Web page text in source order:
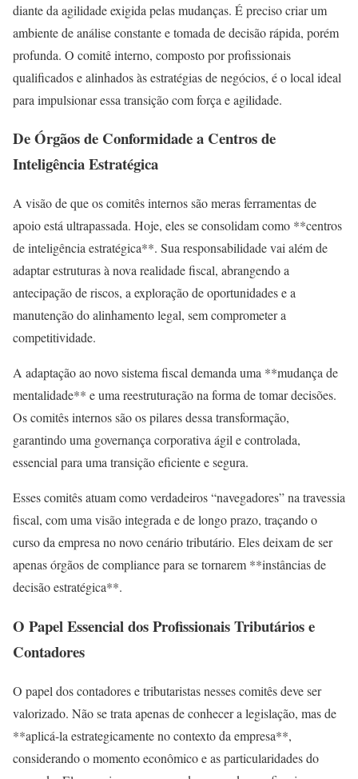
diante da agilidade exigida pelas mudanças. É preciso criar um
ambiente de análise constante e tomada de decisão rápida, porém
profunda. O comitê interno, composto por profissionais
qualificados e alinhados às estratégias de negócios, é o local ideal
para impulsionar essa transição com força e agilidade.
De Órgãos de Conformidade a Centros de
Inteligência Estratégica
A visão de que os comitês internos são meras ferramentas de
apoio está ultrapassada. Hoje, eles se consolidam como **centros
de inteligência estratégica**. Sua responsabilidade vai além de
adaptar estruturas à nova realidade fiscal, abrangendo a
antecipação de riscos, a exploração de oportunidades e a
manutenção do alinhamento legal, sem comprometer a
competitividade.
A adaptação ao novo sistema fiscal demanda uma **mudança de
mentalidade** e uma reestruturação na forma de tomar decisões.
Os comitês internos são os pilares dessa transformação,
garantindo uma governança corporativa ágil e controlada,
essencial para uma transição eficiente e segura.
Esses comitês atuam como verdadeiros “navegadores” na travessia
fiscal, com uma visão integrada e de longo prazo, traçando o
curso da empresa no novo cenário tributário. Eles deixam de ser
apenas órgãos de compliance para se tornarem **instâncias de
decisão estratégica**.
O Papel Essencial dos Profissionais Tributários e
Contadores
O papel dos contadores e tributaristas nesses comitês deve ser
valorizado. Não se trata apenas de conhecer a legislação, mas de
**aplicá-la estrategicamente no contexto da empresa**,
considerando o momento econômico e as particularidades do